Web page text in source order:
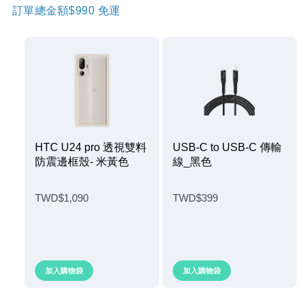
訂單總金額$990 免運
HTC U24 pro 透視雙料
防震邊框殼- 米黃色
TWD$1,090
加入購物袋
USB-C to USB-C 傳輸
線_黑色
TWD$399
加入購物袋